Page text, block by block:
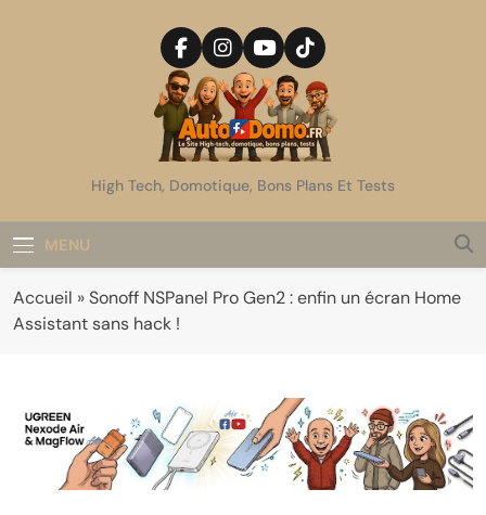
AutoDomo
High Tech, Domotique, Bons Plans Et Tests
MENU
Accueil »Sonoff NSPanel Pro Gen2 : enfin un écran Home
Assistant sans hack !